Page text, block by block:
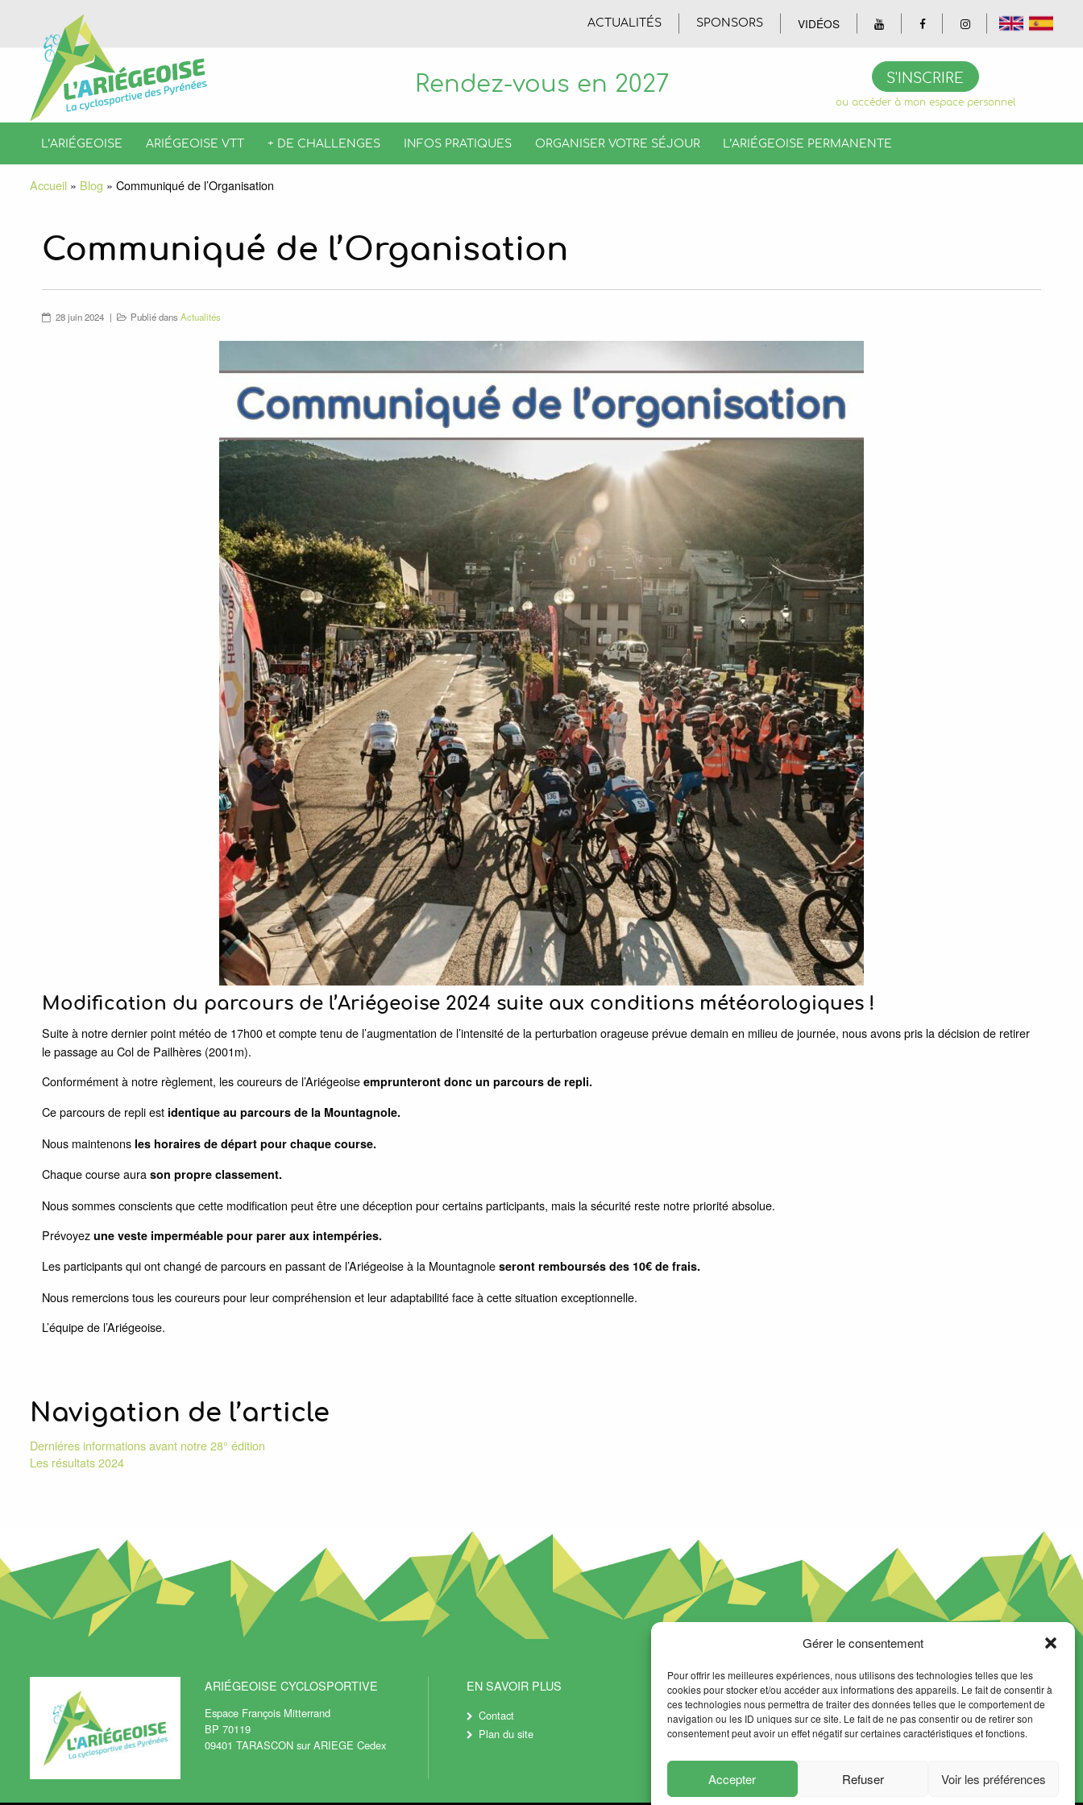
Gérer le consentement
Pour offrir les meilleures expériences, nous utilisons des technologies telles que les
cookies pour stocker et/ou accéder aux informations des appareils. Le fait de consentir à
ces technologies nous permettra de traiter des données telles que le comportement de
navigation ou les ID uniques sur ce site. Le fait de ne pas consentir ou de retirer son
consentement peut avoir un effet négatif sur certaines caractéristiques et fonctions.
Accepter Refuser Voir les préférences
ACTUALITÉS SPONSORS VIDÉOS
Photos Vidéos
Rendez-vous en 2027 S'INSCRIRE
ou accéder à mon espace personnel
L’ARIÉGEOISE ARIÉGEOISE VTT + DE CHALLENGES INFOS PRATIQUES ORGANISER VOTRE SÉJOUR L’ARIÉGEOISE PERMANENTE
Accueil » Blog » Communiqué de l’Organisation
Communiqué de l’Organisation
28 juin 2024 Publié dansActualités
Modification du parcours de l’Ariégeoise 2024 suite aux conditions météorologiques !
Suite à notre dernier point météo de 17h00 et compte tenu de l’augmentation de l’intensité de la perturbation orageuse prévue demain en milieu de journée, nous avons pris la décision de retirer
le passage au Col de Pailhères (2001m).
Conformément à notre règlement, les coureurs de l’Ariégeoise emprunteront donc un parcours de repli.
Ce parcours de repli est identique au parcours de la Mountagnole.
Nous maintenons les horaires de départ pour chaque course.
Chaque course aura son propre classement.
Nous sommes conscients que cette modification peut être une déception pour certains participants, mais la sécurité reste notre priorité absolue.
Prévoyez une veste imperméable pour parer aux intempéries.
Les participants qui ont changé de parcours en passant de l’Ariégeoise à la Mountagnole seront remboursés des 10€ de frais.
Nous remercions tous les coureurs pour leur compréhension et leur adaptabilité face à cette situation exceptionnelle.
L’équipe de l’Ariégeoise.
Navigation de l’article
Derniéres informations avant notre 28° édition
Les résultats 2024
ARIÉGEOISE CYCLOSPORTIVE
Espace François Mitterrand
BP 70119
09401 TARASCON sur ARIEGE Cedex
EN SAVOIR PLUS
Contact
Plan du site
NEWSLETTER
SUIVEZ-NOUS